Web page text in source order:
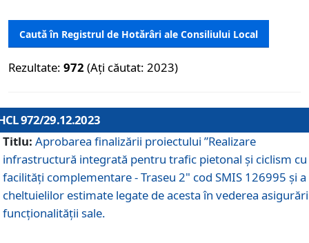
Caută în Registrul de Hotărâri ale Consiliului Local
Rezultate: 972 (Ați căutat: 2023)
972/29.12.2023
Titlu: Aprobarea finalizării proiectului ”Realizare
infrastructură integrată pentru trafic pietonal și ciclism cu
facilități complementare - Traseu 2" cod SMIS 126995 și a
cheltuielilor estimate legate de acesta în vederea
funcționalității sale.